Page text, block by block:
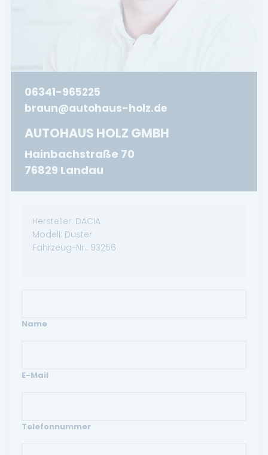
06341-965225
braun@autohaus-holz.de
AUTOHAUS HOLZ GMBH
Hainbachstraße 70
76829 Landau
Hersteller: DACIA
Modell: Duster
Fahrzeug-Nr.: 93256
Name
E-Mail
Telefonnummer